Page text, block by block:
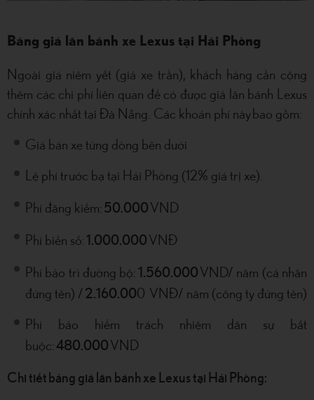
Bảng giá lăn bánh xe Lexus tại Hải Phòng
Ngoài giá niêm yết (giá xe trần), khách hàng cần cộng
thêm các chi phí liên quan để có được giá lăn bánh Lexus
chính xác nhất tại Đà Nẵng. Các khoản phí này bao gồm:
Giá bán xe từng dòng bên dưới
Lệ phí trước bạ tại Hải Phòng (12% giá trị xe).
Phí đăng kiểm: 50.000 VND
Phí biển số: 1.000.000 VNĐ
Phí bảo trì đường bộ: 1.560.000 VND/ năm (cá nhân
đứng tên) / 2.160.000 VNĐ/ năm (công ty đứng tên)
Phí bảo hiểm trách nhiệm dân sự bắt
buộc: 480.000 VND
Chi tiết bảng giá lăn bánh xe Lexus tại Hải Phòng: